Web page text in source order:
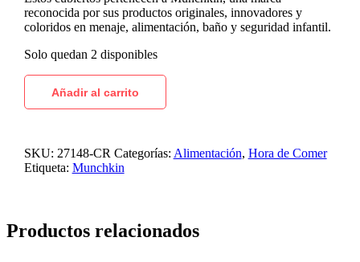
reconocida por sus productos originales, innovadores y
coloridos en menaje, alimentación, baño y seguridad infantil.
Solo quedan 2 disponibles
Añadir al carrito
SKU: 27148-CR Categorías: Alimentación, Hora de Comer
Etiqueta: Munchkin
Productos relacionados